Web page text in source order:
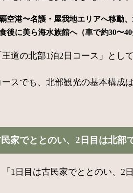
空港〜名護・屋我地エリアへ移動
後に美ら海水族館へ（車で約30
道の北部1泊2日コース」とし
スでも、北部観光の基本構成
民家でととのい、2日目は北部
1日目は古民家でととのい、2